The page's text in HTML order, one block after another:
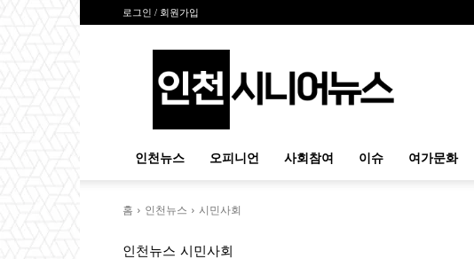
로그인 / 회원가입
시
인천뉴스 오피니언 사회참여 이슈 여가문화
홈 인천뉴스 시민사회
인천뉴스 시민사회